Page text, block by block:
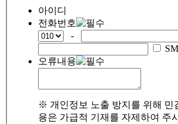
아이디
전화번호
-
오류내용
※ 개인정보 노출 방지를 위해 민
용은 가급적 기재를 자제하여 주